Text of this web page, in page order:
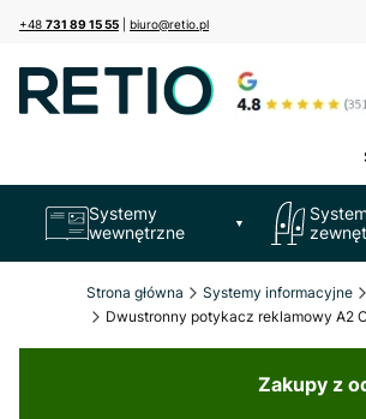
+48 731 89 15 55 biuro@retio.pl
Systemy
wewnętrzne
▼
Strona główna Systemy informacyjne
Dwustronny potykacz reklamowy A2
Zakupy z